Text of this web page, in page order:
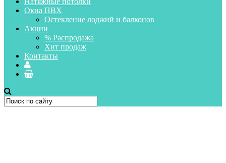
Окна ПВХ
Остекление лоджий и балконов
Акции
% Распродажа
Хит продаж
Контакты